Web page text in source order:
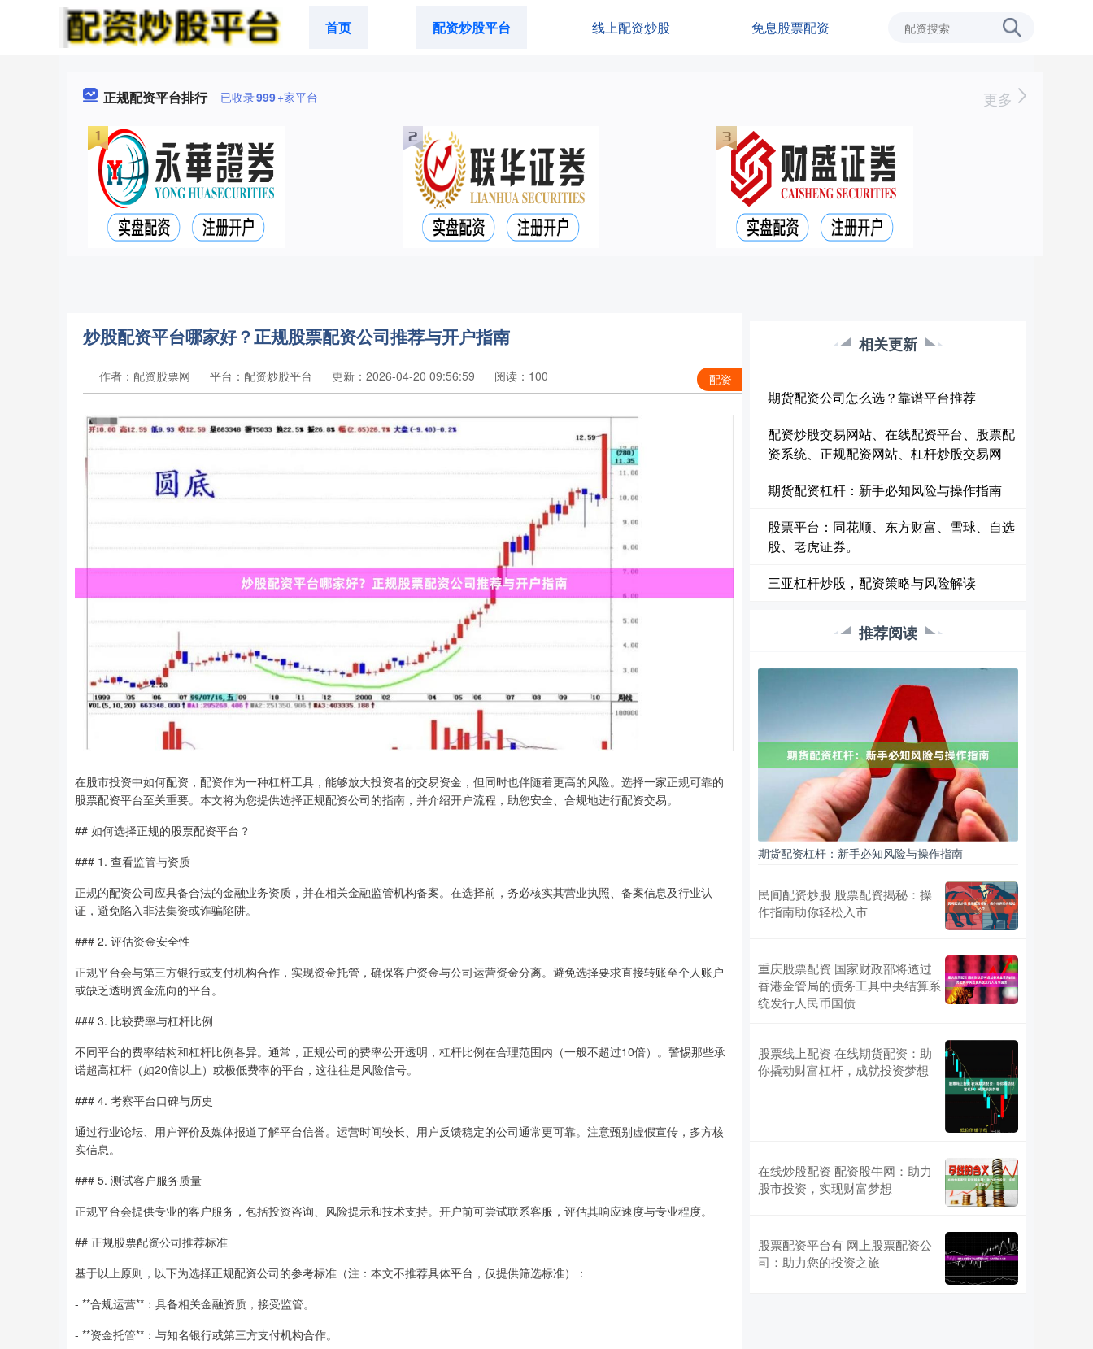
首页 配资炒股平台 线上配资炒股 免息股票配资
正规配资平台排行 已收录999+家平台 更多
炒股配资平台哪家好？正规股票配资公司推荐与开户指南
配资
作者：配资股票网 平台：配资炒股平台 更新：2026-04-20 09:56:59 阅读：100
在股市投资中如何配资，配资作为一种杠杆工具，能够放大投资者的交易资金，但同时也伴随着更高的风险。选择一家正规可靠的
股票配资平台至关重要。本文将为您提供选择正规配资公司的指南，并介绍开户流程，助您安全、合规地进行配资交易。
## 如何选择正规的股票配资平台？
### 1. 查看监管与资质
正规的配资公司应具备合法的金融业务资质，并在相关金融监管机构备案。在选择前，务必核实其营业执照、备案信息及行业认
证，避免陷入非法集资或诈骗陷阱。
### 2. 评估资金安全性
正规平台会与第三方银行或支付机构合作，实现资金托管，确保客户资金与公司运营资金分离。避免选择要求直接转账至个人账户
或缺乏透明资金流向的平台。
### 3. 比较费率与杠杆比例
不同平台的费率结构和杠杆比例各异。通常，正规公司的费率公开透明，杠杆比例在合理范围内（一般不超过10倍）。警惕那些承
诺超高杠杆（如20倍以上）或极低费率的平台，这往往是风险信号。
### 4. 考察平台口碑与历史
通过行业论坛、用户评价及媒体报道了解平台信誉。运营时间较长、用户反馈稳定的公司通常更可靠。注意甄别虚假宣传，多方核
实信息。
### 5. 测试客户服务质量
正规平台会提供专业的客户服务，包括投资咨询、风险提示和技术支持。开户前可尝试联系客服，评估其响应速度与专业程度。
## 正规股票配资公司推荐标准
基于以上原则，以下为选择正规配资公司的参考标准（注：本文不推荐具体平台，仅提供筛选标准）：
- **合规运营**：具备相关金融资质，接受监管。
- **资金托管**：与知名银行或第三方支付机构合作。
相关更新
期货配资公司怎么选？靠谱平台推荐
配资炒股交易网站、在线配资平台、股票配
资系统、正规配资网站、杠杆炒股交易网
期货配资杠杆：新手必知风险与操作指南
股票平台：同花顺、东方财富、雪球、自选
股、老虎证券。
三亚杠杆炒股，配资策略与风险解读
推荐阅读
期货配资杠杆：新手必知风险与操作指南
民间配资炒股 股票配资揭秘：操
作指南助你轻松入市
重庆股票配资 国家财政部将透过
香港金管局的债务工具中央结算系
统发行人民币国债
股票线上配资 在线期货配资：助
你撬动财富杠杆，成就投资梦想
在线炒股配资 配资股牛网：助力
股市投资，实现财富梦想
股票配资平台有 网上股票配资公
司：助力您的投资之旅